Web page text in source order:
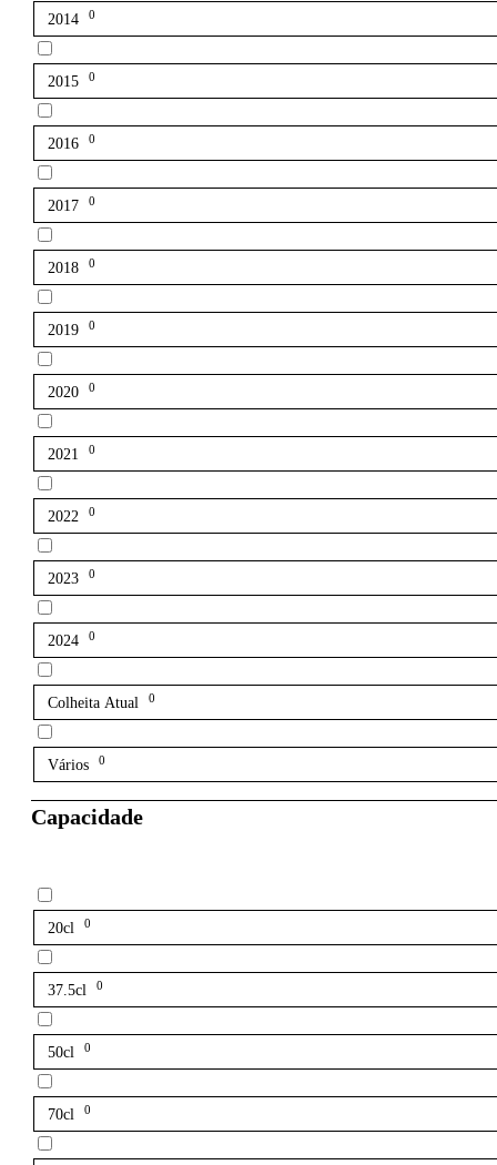
2014 0
2015 0
2016 0
2017 0
2018 0
2019 0
2020 0
2021 0
2022 0
2023 0
2024 0
Colheita Atual 0
Vários 0
Capacidade
20cl 0
37.5cl 0
50cl 0
70cl 0